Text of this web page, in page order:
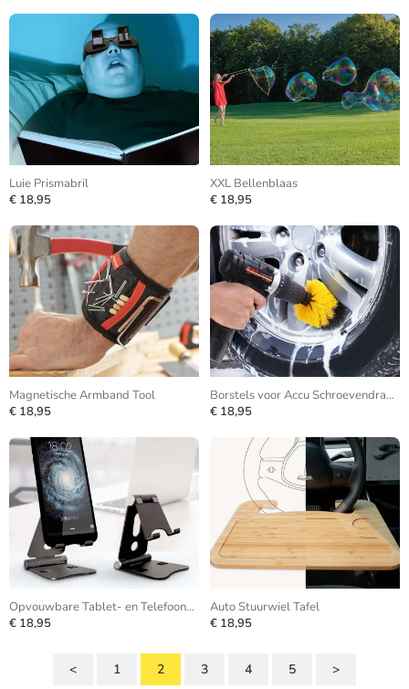
Luie Prismabril
€ 18,95
XXL Bellenblaas
€ 18,95
Magnetische Armband Tool
€ 18,95
Borstels voor Accu Schroevendraaier
€ 18,95
Opvouwbare Tablet- en Telefoonhouder
€ 18,95
Auto Stuurwiel Tafel
€ 18,95
< 1 2 3 4 5 >